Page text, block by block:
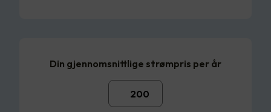
Din gjennomsnittlige strømpris per år